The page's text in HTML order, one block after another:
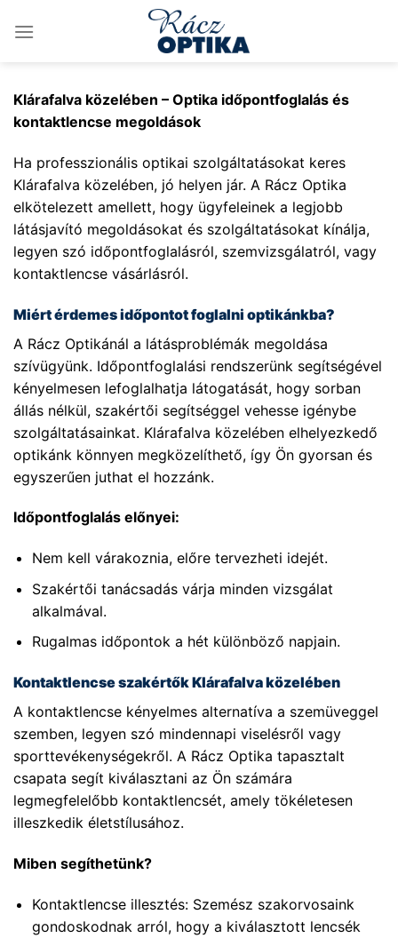
Klárafalva közelében – Optika időpontfoglalás és
kontaktlencse megoldások
Ha professzionális optikai szolgáltatásokat keres
Klárafalva közelében, jó helyen jár. A Rácz Optika
elkötelezett amellett, hogy ügyfeleinek a legjobb
látásjavító megoldásokat és szolgáltatásokat kínálja,
legyen szó időpontfoglalásról, szemvizsgálatról, vagy
kontaktlencse vásárlásról.
Miért érdemes időpontot foglalni optikánkba?
A Rácz Optikánál a látásproblémák megoldása
szívügyünk. Időpontfoglalási rendszerünk segítségével
kényelmesen lefoglalhatja látogatását, hogy sorban
állás nélkül, szakértői segítséggel vehesse igénybe
szolgáltatásainkat. Klárafalva közelében elhelyezkedő
optikánk könnyen megközelíthető, így Ön gyorsan és
egyszerűen juthat el hozzánk.
Időpontfoglalás előnyei:
Nem kell várakoznia, előre tervezheti idejét.
Szakértői tanácsadás várja minden vizsgálat
alkalmával.
Rugalmas időpontok a hét különböző napjain.
Kontaktlencse szakértők Klárafalva közelében
A kontaktlencse kényelmes alternatíva a szemüveggel
szemben, legyen szó mindennapi viselésről vagy
sporttevékenységekről. A Rácz Optika tapasztalt
csapata segít kiválasztani az Ön számára
legmegfelelőbb kontaktlencsét, amely tökéletesen
illeszkedik életstílusához.
Miben segíthetünk?
Kontaktlencse illesztés: Szemész szakorvosaink
gondoskodnak arról, hogy a kiválasztott lencsék